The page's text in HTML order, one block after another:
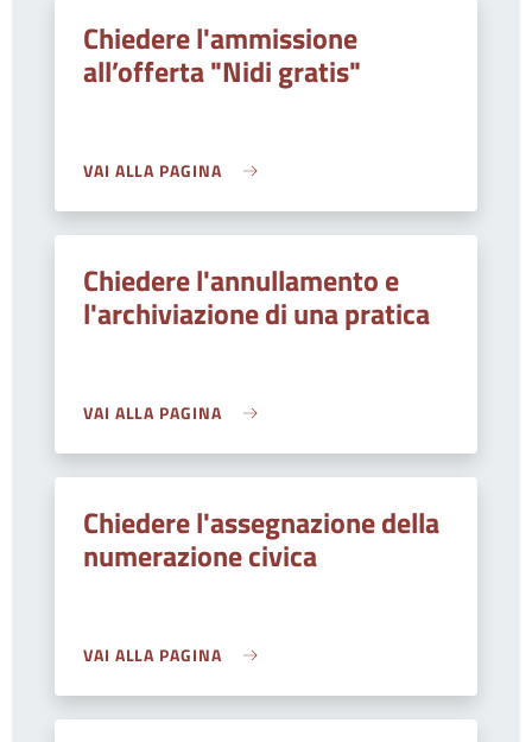
Chiedere l'ammissione
all’offerta "Nidi gratis"
VAI ALLA PAGINA
Chiedere l'annullamento e
l'archiviazione di una pratica
VAI ALLA PAGINA
Chiedere l'assegnazione della
numerazione civica
VAI ALLA PAGINA